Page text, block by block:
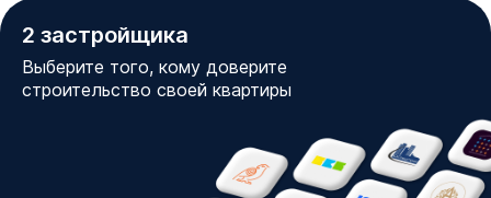
2 застройщика
Выберите того, кому доверите
строительство своей квартиры